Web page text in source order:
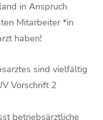
in Anspruch
Mitarbeiter *in
haben!
sind vielfältig
Vorschrift 2
betriebsärztliche